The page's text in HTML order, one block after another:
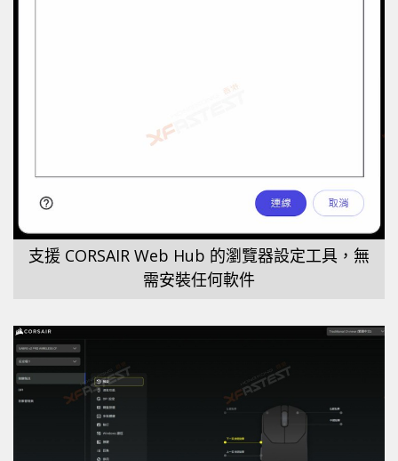
支援 CORSAIR Web Hub 的瀏覽器設定工具，無
需安裝任何軟件